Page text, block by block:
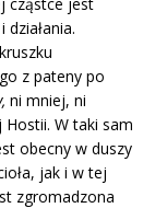
działania.
z pateny po
ni mniej, ni
W taki sam
obecny w duszy
jak i w tej
zgromadzona